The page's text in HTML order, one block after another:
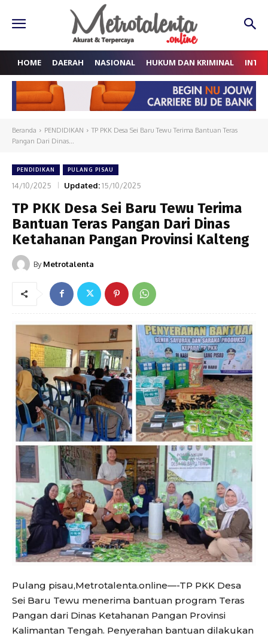
HOME DAERAH NASIONAL HUKUM DAN KRIMINAL
Beranda PENDIDIKAN
TP PKK Desa Sei Baru Tewu Terima Bantuan Teras
Pangan Dari Dinas...
PENDIDIKAN PULANG PISAU
14/10/2025 Updated:15/10/2025
TP PKK Desa Sei Baru Tewu Terima
Bantuan Teras Pangan Dari Dinas
Ketahanan Pangan Provinsi Kalteng
By Metrotalenta
Pulang pisau,Metrotalenta.online—-TP PKK Desa
Sei Baru Tewu menerima bantuan program Teras
Pangan dari Dinas Ketahanan Pangan Provinsi
Kalimantan Tengah. Penyerahan bantuan dilakukan